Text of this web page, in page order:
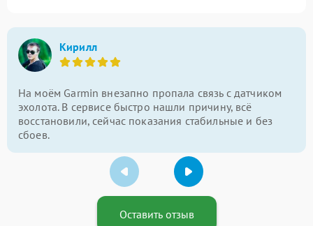
Кирилл
На моём Garmin внезапно пропала связь с датчиком
эхолота. В сервисе быстро нашли причину, всё
восстановили, сейчас показания стабильные и без
сбоев.
Оставить отзыв